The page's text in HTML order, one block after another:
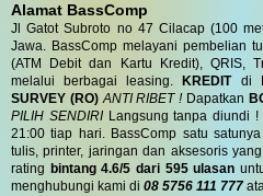
Alamat BassComp
Jl Gatot Subroto no 47 Cilacap (100
Jawa. BassComp melayani pembelian
(ATM Debit dan Kartu Kredit), QRIS,
melalui berbagai leasing.
KREDITdi
SURVEY (RO) ANTI RIBET !Dapatkan
PILIH SENDIRILangsung tanpa diundi !
21:00 tiap hari. BassComp satu
tulis, printer, jaringan dan aksesoris
rating bintang 4.6/5 dari 595 ulasan
menghubungi kami di 08 5756 111 777